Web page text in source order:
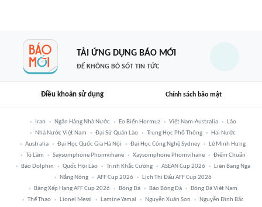
TẢI ỨNG DỤNG BÁO MỚI
ĐỂ KHÔNG BỎ SÓT TIN TỨC
Điều khoản sử dụng Chính sách bảo mật
Iran Ngân Hàng Nhà Nước Eo Biển Hormuz Việt Nam-Australia
Lào
Nhà Nước Việt Nam
Đại Sứ Quán Lào Trung Học Phổ Thông
Hai Nước
Australia
Đại Học Quốc Gia Hà Nội Đại Học Công Nghệ Sydney
Lê Minh Hưng
Tô Lâm
Saysomphone Phomvihane Xaysomphone Phomvihane
Điểm Chuẩn
Bão Dolphin
Quốc Hội Lào Trịnh Khắc Cường ASEAN Cup 2026
Liên Bang Nga
Nắng Nóng
AFF Cup 2026
Lịch Thi Đấu AFF Cup 2026
Bảng Xếp Hạng AFF Cup 2026
Bóng Đá Báo Bóng Đá
Bóng Đá Việt Nam
Thể Thao
Lionel Messi Lamine Yamal Nguyễn Xuân Son Nguyễn Đình Bắc